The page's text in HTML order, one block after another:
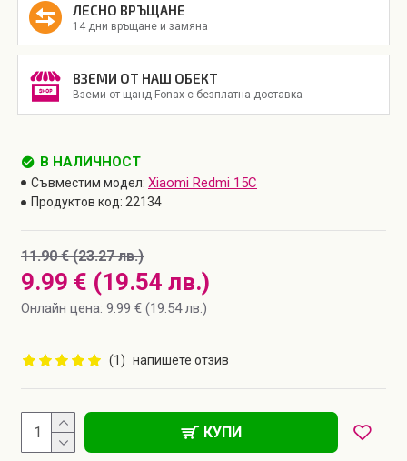
ЛЕСНО ВРЪЩАНЕ
14 дни връщане и замяна
ВЗЕМИ ОТ НАШ ОБЕКТ
Вземи от щанд Fonax с безплатна доставка
(1) напишете отзив
9.99 € (19.54 лв.)
11.90 € (23.27 лв.)
Онлайн цена: 9.99 € (19.54 лв.)
В НАЛИЧНОСТ
Съвместим модел: Xiaomi Redmi 15C
Продуктов код: 22134
КУПИ